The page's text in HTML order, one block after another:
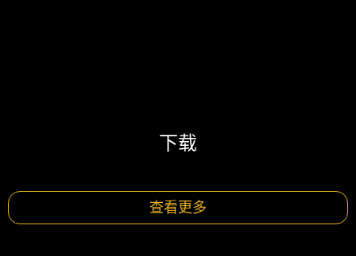
下载
查看更多